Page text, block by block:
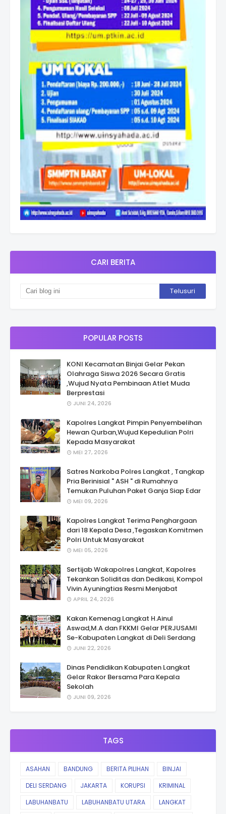
CARI BERITA
POPULAR POSTS
KONI Kecamatan Binjai Gelar Pekan
Olahraga Siswa 2026 Secara Gratis
,Wujud Nyata Pembinaan Atlet Muda
Berprestasi
JUNI 24, 2026
Kapolres Langkat Pimpin Penyembelihan
Hewan Qurban,Wujud Kepedulian Polri
Kepada Masyarakat
MEI 27, 2026
Satres Narkoba Polres Langkat , Tangkap
Pria Berinisial " ASH " di Rumahnya
Temukan Puluhan Paket Ganja Siap Edar
MEI 09, 2026
Kapolres Langkat Terima Penghargaan
dari 18 Kepala Desa ,Tegaskan Komitmen
Polri Untuk Masyarakat
MEI 05, 2026
Sertijab Wakapolres Langkat, Kapolres
Tekankan Soliditas dan Dedikasi, Kompol
Vivin Ayuningtias Resmi Menjabat
APRIL 24, 2026
Kakan Kemenag Langkat H.Ainul
Aswad,M.A dan FKKMI Gelar PERJUSAMI
Se-Kabupaten Langkat di Deli Serdang
JUNI 22, 2026
Dinas Pendidikan Kabupaten Langkat
Gelar Rakor Bersama Para Kepala
Sekolah
JUNI 09, 2026
TAGS
ASAHAN BANDUNG BERITA PILIHAN
BINJAI
DELI SERDANG
JAKARTA KORUPSI
KRIMINAL
LABUHANBATU
LABUHANBATU UTARA
LANGKAT